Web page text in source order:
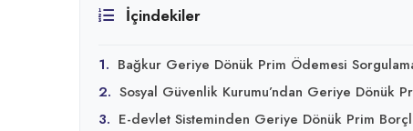
İçindekiler
1. Bağkur Geriye Dönük Prim Ödemesi
2. Sosyal Güvenlik Kurumu’ndan Geriye Dönük
3. E-devlet Sisteminden Geriye Dönük Prim